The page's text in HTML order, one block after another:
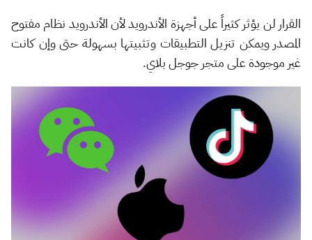
القرار لن يؤثر كثيراً على أجهزة الأندرويد لأن الأندرويد نظام مفتوح
المصدر ويمكن تنزيل التطبيقات وتثبيتها بسهولة حتى وإن كانت
غير موجودة على متجر جوجل بلاي.